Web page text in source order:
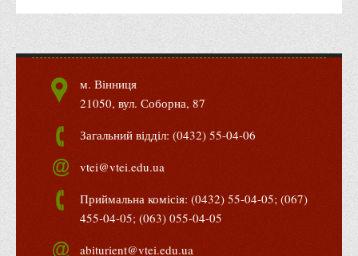
Відділи
Реклами та зв'язків з громадськістю
Здобутки студентів
Міжнародна діяльність
Закордонні партнери
Програми подвійного диплому
Програми стажування (міжнародна практика)
Міжнародні проєкти
м. Вінниця
21050, вул. Соборна, 87
Загальний відділ: (0432) 55-04-06
vtei@vtei.edu.ua
Приймальна комісія: (0432) 55-04-05; (067)
455-04-05; (063) 055-04-05
abiturient@vtei.edu.ua